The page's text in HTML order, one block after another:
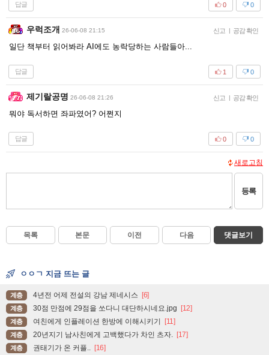
답글 0
0
우럭조개 26-06-08 21:15 신고 | 공감 확인
일단 책부터 읽어봐라 AI에도 농락당하는 사람들아...
답글 0
1
제기랄공명 26-06-08 21:26 신고 | 공감 확인
뭐야 독서하면 좌파였어? 어쩐지
답글 0
0
새로고침
등록
목록 본문 이전 다음 댓글보기
ㅇㅇㄱ 지금 뜨는 글
계층 4년전 어제 전설의 강남 제네시스 [6]
계층 30점 만점에 29점을 쏘다니 대단하시네요.jpg [12]
계층 여친에게 인플레이션 한방에 이해시키기 [11]
계층 20년지기 남사친에게 고백했다가 차인 츠자. [17]
계층 권태기가 온 커플.. [16]